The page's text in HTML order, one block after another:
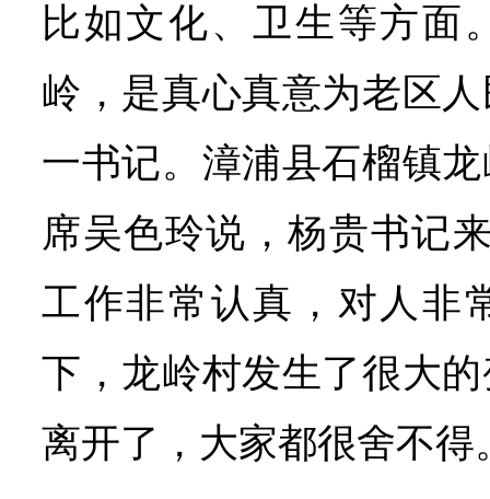
比如文化、卫生等方面
岭，是真心真意为老区
一书记。漳浦县石榴镇
席吴色玲说，杨贵书记
工作非常认真，对人非
下，龙岭村发生了很大
离开了，大家都很舍不得